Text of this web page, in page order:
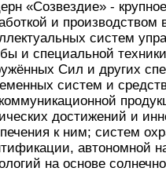
«Созвездие» -
и производством
систем
и специальной
Сил и других
систем и
достижений и
к ним; систем
автономной
на основе